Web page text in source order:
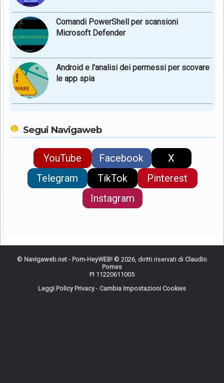
Comandi PowerShell per scansioni
Microsoft Defender
Android e l'analisi dei permessi per scovare
le app spia
Segui Navigaweb
YouTube Facebook
X
Telegram
TikTok
Pinterest
Instagram
© Navigaweb.net - Pom-HeyWEB! © 2026, diritti riservati di Claudio
Pomes
PI 11220611005
Leggi Policy Privacy- Cambia Impostazioni Cookies